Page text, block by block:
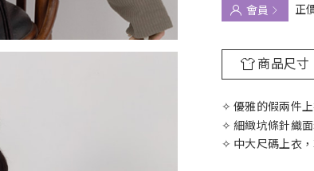
會員
正
商品尺寸
✧ 優雅的假兩件
✧ 細緻坑條針織
✧ 中大尺碼上衣